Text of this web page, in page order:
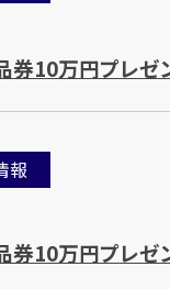
10万円プレゼ
報
10万円プレゼ